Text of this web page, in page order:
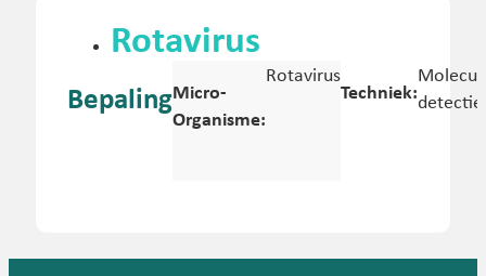
Rotavirus
BepalingMicro-
Organisme:
Rotavirus
Techniek:detectie